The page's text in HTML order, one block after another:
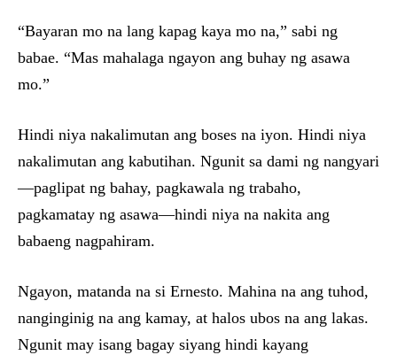
“Bayaran mo na lang kapag kaya mo na,” sabi ng
babae. “Mas mahalaga ngayon ang buhay ng asawa
mo.”
Hindi niya nakalimutan ang boses na iyon. Hindi niya
nakalimutan ang kabutihan. Ngunit sa dami ng nangyari
—paglipat ng bahay, pagkawala ng trabaho,
pagkamatay ng asawa—hindi niya na nakita ang
babaeng nagpahiram.
Ngayon, matanda na si Ernesto. Mahina na ang tuhod,
nanginginig na ang kamay, at halos ubos na ang lakas.
Ngunit may isang bagay siyang hindi kayang